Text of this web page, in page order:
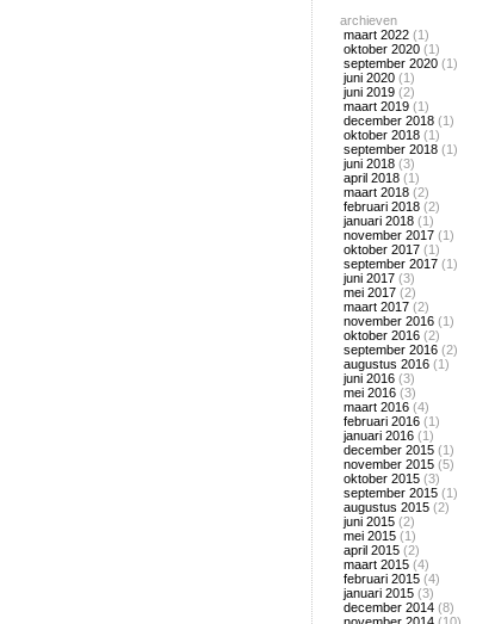
archieven
maart 2022 (1)
oktober 2020 (1)
september 2020 (1)
juni 2020 (1)
juni 2019 (2)
maart 2019 (1)
december 2018 (1)
oktober 2018 (1)
september 2018 (1)
juni 2018 (3)
april 2018 (1)
maart 2018 (2)
februari 2018 (2)
januari 2018 (1)
november 2017 (1)
oktober 2017 (1)
september 2017 (1)
juni 2017 (3)
mei 2017 (2)
maart 2017 (2)
november 2016 (1)
oktober 2016 (2)
september 2016 (2)
augustus 2016 (1)
juni 2016 (3)
mei 2016 (3)
maart 2016 (4)
februari 2016 (1)
januari 2016 (1)
december 2015 (1)
november 2015 (5)
oktober 2015 (3)
september 2015 (1)
augustus 2015 (2)
juni 2015 (2)
mei 2015 (1)
april 2015 (2)
maart 2015 (4)
februari 2015 (4)
januari 2015 (3)
december 2014 (8)